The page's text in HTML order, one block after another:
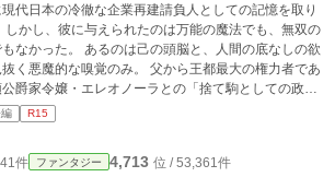
代日本の冷徹な企業再建請負人としての記憶を取り
しかし、彼に与えられたのは万能の魔法でも、無双の
なかった。 あるのは己の頭脳と、人間の底なしの欲
く悪魔的な嗅覚のみ。 父から王都最大の権力者であ
公爵家令嬢・エレオノーラとの「捨て駒としての政略
宣告されたアルベルトは、絶望する代わりに微笑ん
ならば、その毒杯ごと国家を喰い破ってやろう」 暗
、恐喝、市場操作、そして情報統制。 アルベルトは
る盤外戦術を駆使し、自らを陥れようとした貴族たち
R15
件 ファンタジー 4,713 位 / 53,361件